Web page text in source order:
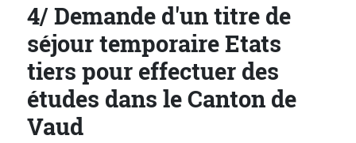
4/ Demande d'un titre de
séjour temporaire Etats
tiers pour effectuer des
études dans le Canton de
Vaud